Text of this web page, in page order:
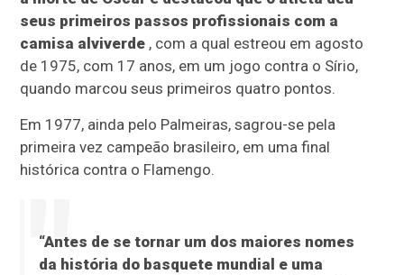
seus primeiros passos profissionais com a
camisa alviverde , com a qual estreou em agosto
de 1975, com 17 anos, em um jogo contra o Sírio,
quando marcou seus primeiros quatro pontos.
Em 1977, ainda pelo Palmeiras, sagrou-se pela
primeira vez campeão brasileiro, em uma final
histórica contra o Flamengo.
“Antes de se tornar um dos maiores nomes
da história do basquete mundial e uma